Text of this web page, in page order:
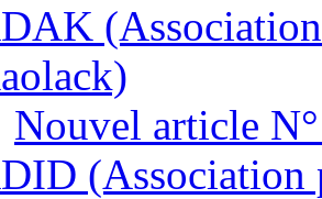
Nouvel article
(Association